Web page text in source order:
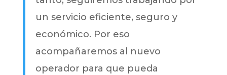
un servicio eficiente, seguro y
económico. Por eso
acompañaremos al nuevo
operador para que pueda